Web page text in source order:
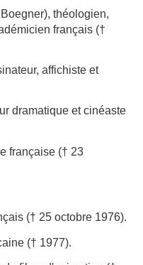
théologien,
français (†
affichiste et
dramatique et cinéaste
française († 23
(† 25 octobre 1976).
(† 1977).